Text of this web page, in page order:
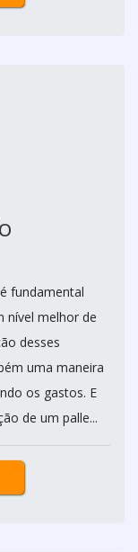
fundamental
nível melhor de
desses
uma maneira
os gastos. E
de um palle...